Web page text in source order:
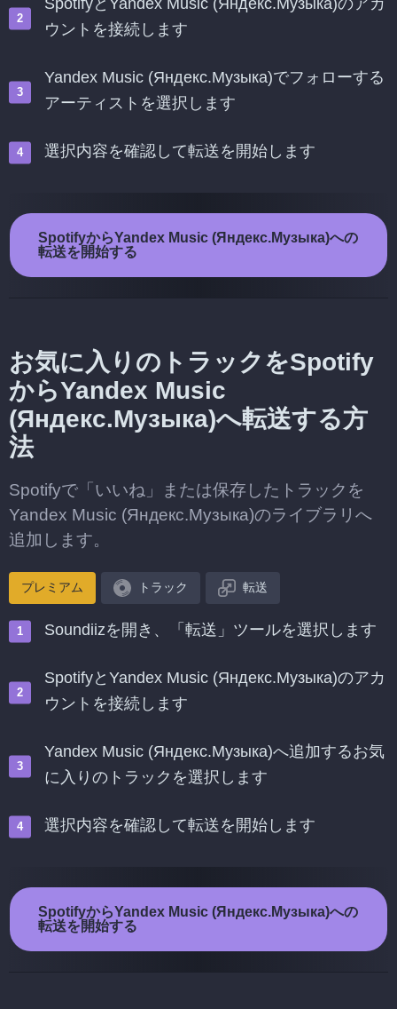
SpotifyとYandex Music (Яндекс.Музыка)のアカ
ウントを接続します
Yandex Music (Яндекс.Музыка)でフォローする
アーティストを選択します
選択内容を確認して転送を開始します
SpotifyからYandex Music (Яндекс.Музыка)への
転送を開始する
お気に入りのトラックをSpotify
からYandex Music
(Яндекс.Музыка)へ転送する方
法
Spotifyで「いいね」または保存したトラックを
Yandex Music (Яндекс.Музыка)のライブラリへ
追加します。
プレミアム トラック 転送
Soundiizを開き、「転送」ツールを選択します
SpotifyとYandex Music (Яндекс.Музыка)のアカ
ウントを接続します
Yandex Music (Яндекс.Музыка)へ追加するお気
に入りのトラックを選択します
選択内容を確認して転送を開始します
SpotifyからYandex Music (Яндекс.Музыка)への
転送を開始する